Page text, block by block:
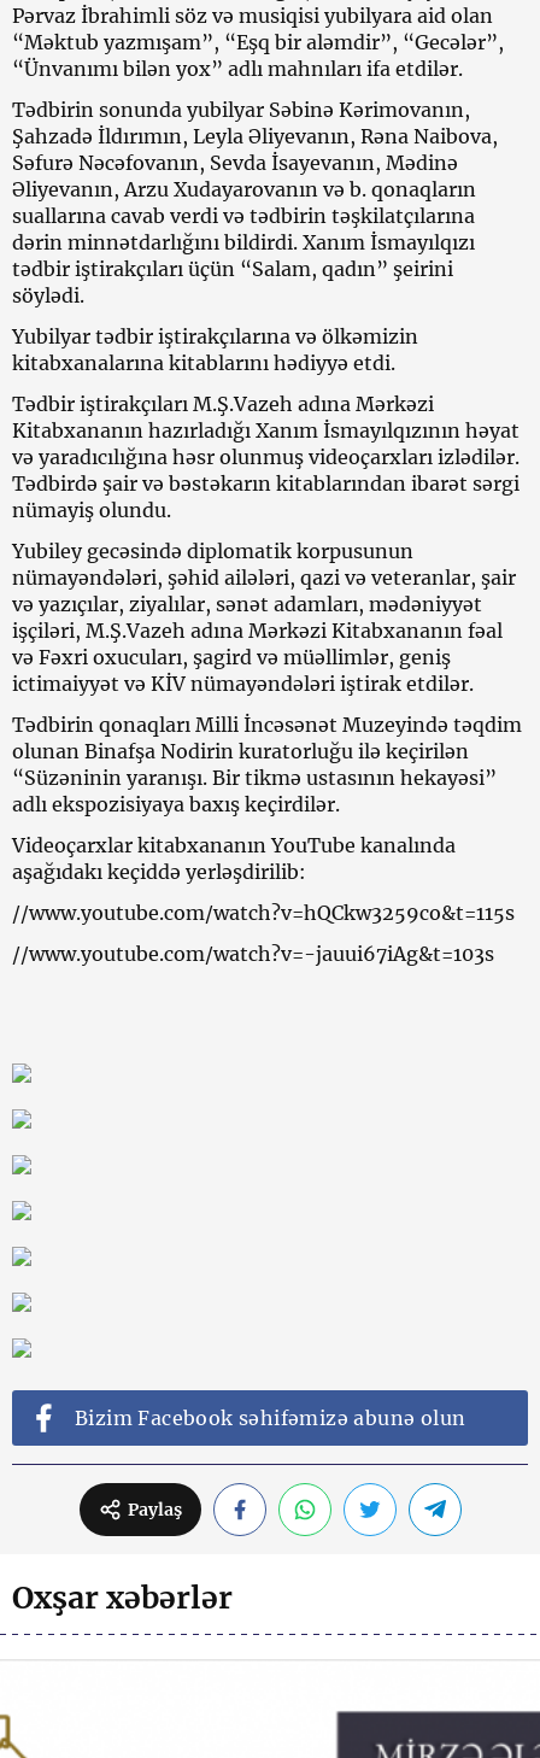
Pərvaz İbrahimli söz və musiqisi yubilyara aid olan
“Məktub yazmışam”, “Eşq bir aləmdir”, “Gecələr”,
“Ünvanımı bilən yox” adlı mahnıları ifa etdilər.
Tədbirin sonunda yubilyar Səbinə Kərimovanın,
Şahzadə İldırımın, Leyla Əliyevanın, Rəna Naibova,
Səfurə Nəcəfovanın, Sevda İsayevanın, Mədinə
Əliyevanın, Arzu Xudayarovanın və b. qonaqların
suallarına cavab verdi və tədbirin təşkilatçılarına
dərin minnətdarlığını bildirdi. Xanım İsmayılqızı
tədbir iştirakçıları üçün “Salam, qadın” şeirini
söylədi.
Yubilyar tədbir iştirakçılarına və ölkəmizin
kitabxanalarına kitablarını hədiyyə etdi.
Tədbir iştirakçıları M.Ş.Vazeh adına Mərkəzi
Kitabxananın hazırladığı Xanım İsmayılqızının həyat
və yaradıcılığına həsr olunmuş videoçarxları izlədilər.
Tədbirdə şair və bəstəkarın kitablarından ibarət sərgi
nümayiş olundu.
Yubiley gecəsində diplomatik korpusunun
nümayəndələri, şəhid ailələri, qazi və veteranlar, şair
və yazıçılar, ziyalılar, sənət adamları, mədəniyyət
işçiləri, M.Ş.Vazeh adına Mərkəzi Kitabxananın fəal
və Fəxri oxucuları, şagird və müəllimlər, geniş
ictimaiyyət və KİV nümayəndələri iştirak etdilər.
Tədbirin qonaqları Milli İncəsənət Muzeyində təqdim
olunan Binafşa Nodirin kuratorluğu ilə keçirilən
“Süzəninin yaranışı. Bir tikmə ustasının hekayəsi”
adlı ekspozisiyaya baxış keçirdilər.
Videoçarxlar kitabxananın YouTube kanalında
aşağıdakı keçiddə yerləşdirilib:
//www.youtube.com/watch?v=hQCkw3259co&t=115s
//www.youtube.com/watch?v=-jauui67iAg&t=103s
Bizim Facebook səhifəmizə abunə olun
Paylaş
Oxşar xəbərlər